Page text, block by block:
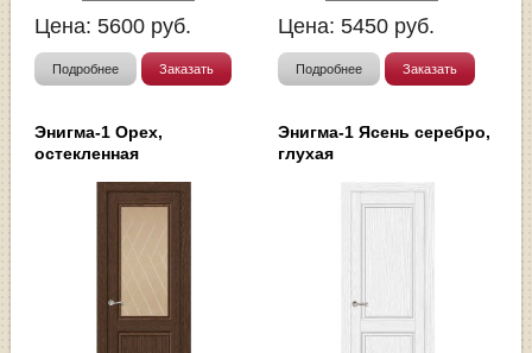
Цена:5600 руб.
Подробнее Заказать
Цена: 5450 руб.
Подробнее Заказать
Энигма-1 Орех,
остекленная
Энигма-1 Ясень серебро,
глухая